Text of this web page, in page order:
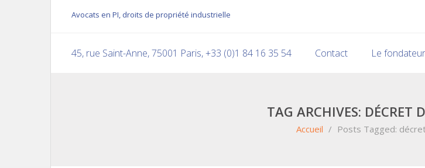
Avocats en PI, droits de propriété industrielle
45, rue Saint-Anne, 75001 Paris, +33 (0)1 84 16 35 54 Contact Le fondateur
TAG ARCHIVES: DÉCRET
Accueil / Posts Tagged: